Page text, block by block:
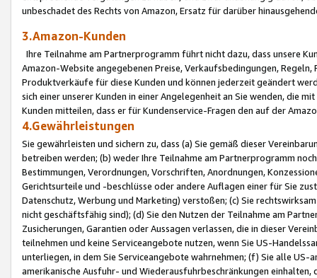
unbeschadet des Rechts von Amazon, Ersatz für darüber
3.Amazon-Kunden
Ihre Teilnahme am Partnerprogramm führt nicht dazu, dass unsere
Amazon-Website angegebenen Preise, Verkaufsbedingungen,
Produktverkäufe für diese Kunden und können jederzeit geändert
sich einer unserer Kunden in einer Angelegenheit an Sie wenden, die
Kunden mitteilen, dass er für Kundenservice-Fragen den auf der
4.Gewährleistungen
Sie gewährleisten und sichern zu, dass (a) Sie gemäß dieser
betreiben werden; (b) weder Ihre Teilnahme am Partnerprogramm
Bestimmungen, Verordnungen, Vorschriften, Anordnungen,
Gerichtsurteile und -beschlüsse oder andere Auflagen einer für Sie
Datenschutz, Werbung und Marketing) verstoßen; (c) Sie
nicht geschäftsfähig sind); (d) Sie den Nutzen der Teilnahme am
Zusicherungen, Garantien oder Aussagen verlassen, die in dieser
teilnehmen und keine Serviceangebote nutzen, wenn Sie US-
unterliegen, in dem Sie Serviceangebote wahrnehmen; (f) Sie alle
amerikanische Ausfuhr- und Wiederausfuhrbeschränkungen